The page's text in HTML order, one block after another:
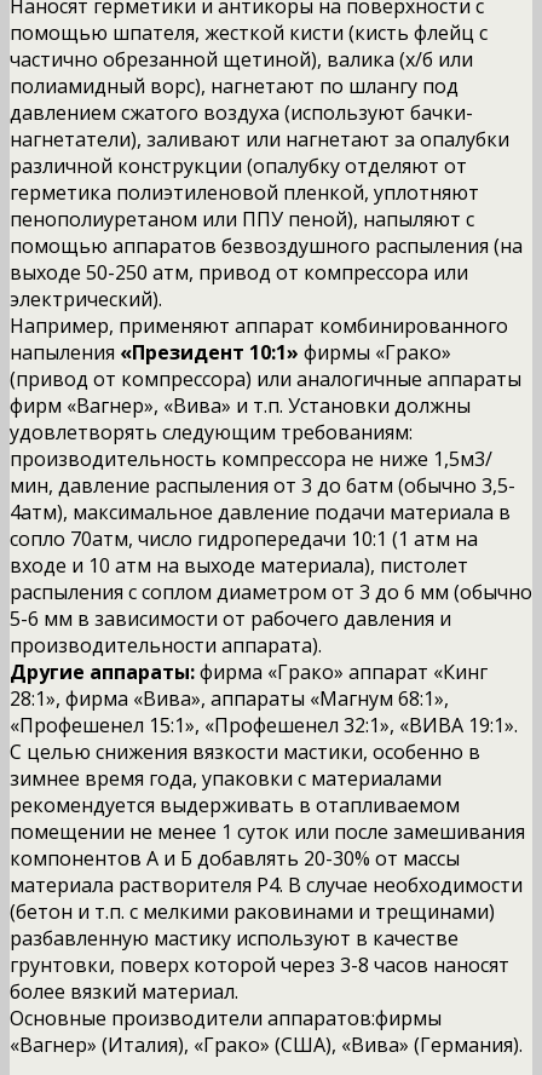
Наносят герметики и антикоры на поверхности с
помощью шпателя, жесткой кисти (кисть флейц с
частично обрезанной щетиной), валика (х/б или
полиамидный ворс), нагнетают по шлангу под
давлением сжатого воздуха (используют бачки-
нагнетатели), заливают или нагнетают за опалубки
различной конструкции (опалубку отделяют от
герметика полиэтиленовой пленкой, уплотняют
пенополиуретаном или ППУ пеной), напыляют с
помощью аппаратов безвоздушного распыления (на
выходе 50-250 атм, привод от компрессора или
электрический).
Например, применяют аппарат комбинированного
напыления «Президент 10:1» фирмы «Грако»
(привод от компрессора) или аналогичные аппараты
фирм «Вагнер», «Вива» и т.п. Установки должны
удовлетворять следующим требованиям:
производительность компрессора не ниже 1,5м3/
мин, давление распыления от 3 до 6атм (обычно 3,5-
4атм), максимальное давление подачи материала в
сопло 70атм, число гидропередачи 10:1 (1 атм на
входе и 10 атм на выходе материала), пистолет
распыления с соплом диаметром от 3 до 6 мм (обычно
5-6 мм в зависимости от рабочего давления и
производительности аппарата).
Другие аппараты:фирма «Грако» аппарат «Кинг
28:1», фирма «Вива», аппараты «Магнум 68:1»,
«Профешенел 15:1», «Профешенел 32:1», «ВИВА 19:1».
С целью снижения вязкости мастики, особенно в
зимнее время года, упаковки с материалами
рекомендуется выдерживать в отапливаемом
помещении не менее 1 суток или после замешивания
компонентов А и Б добавлять 20-30% от массы
материала растворителя Р4. В случае необходимости
(бетон и т.п. с мелкими раковинами и трещинами)
разбавленную мастику используют в качестве
грунтовки, поверх которой через 3-8 часов наносят
более вязкий материал.
Основные производители аппаратов:фирмы
«Вагнер» (Италия), «Грако» (США), «Вива» (Германия).